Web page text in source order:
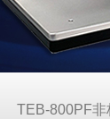
TEB-800PF非